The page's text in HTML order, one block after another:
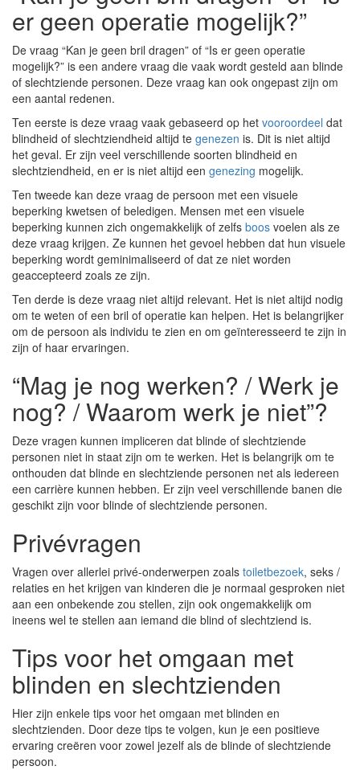
er geen operatie mogelijk?”
De vraag “Kan je geen bril dragen” of “Is er geen operatie
mogelijk?” is een andere vraag die vaak wordt gesteld aan blinde
of slechtziende personen. Deze vraag kan ook ongepast zijn om
een aantal redenen.
Ten eerste is deze vraag vaak gebaseerd op het vooroordeel dat
blindheid of slechtziendheid altijd te genezen is. Dit is niet altijd
het geval. Er zijn veel verschillende soorten blindheid en
slechtziendheid, en er is niet altijd een genezing mogelijk.
Ten tweede kan deze vraag de persoon met een visuele
beperking kwetsen of beledigen. Mensen met een visuele
beperking kunnen zich ongemakkelijk of zelfs boos voelen als ze
deze vraag krijgen. Ze kunnen het gevoel hebben dat hun visuele
beperking wordt geminimaliseerd of dat ze niet worden
geaccepteerd zoals ze zijn.
Ten derde is deze vraag niet altijd relevant. Het is niet altijd nodig
om te weten of een bril of operatie kan helpen. Het is belangrijker
om de persoon als individu te zien en om geïnteresseerd te zijn in
zijn of haar ervaringen.
“Mag je nog werken? / Werk je
nog? / Waarom werk je niet”?
Deze vragen kunnen impliceren dat blinde of slechtziende
personen niet in staat zijn om te werken. Het is belangrijk om te
onthouden dat blinde en slechtziende personen net als iedereen
een carrière kunnen hebben. Er zijn veel verschillende banen die
geschikt zijn voor blinde of slechtziende personen.
Privévragen
Vragen over allerlei privé-onderwerpen zoals toiletbezoek, seks /
relaties en het krijgen van kinderen die je normaal gesproken niet
aan een onbekende zou stellen, zijn ook ongemakkelijk om
ineens wel te stellen aan iemand die blind of slechtziend is.
Tips voor het omgaan met
blinden en slechtzienden
Hier zijn enkele tips voor het omgaan met blinden en
slechtzienden. Door deze tips te volgen, kun je een positieve
ervaring creëren voor zowel jezelf als de blinde of slechtziende
persoon.